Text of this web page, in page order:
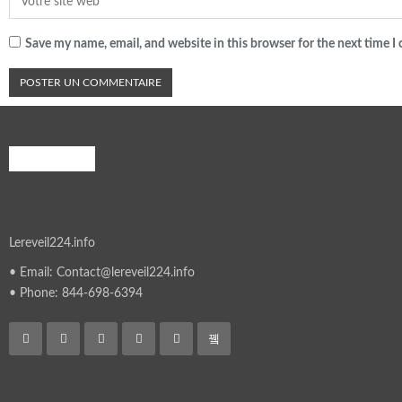
Save my name, email, and website in this browser for the next time I
Lereveil224.info
• Email: Contact@lereveil224.info
• Phone: 844-698-6394